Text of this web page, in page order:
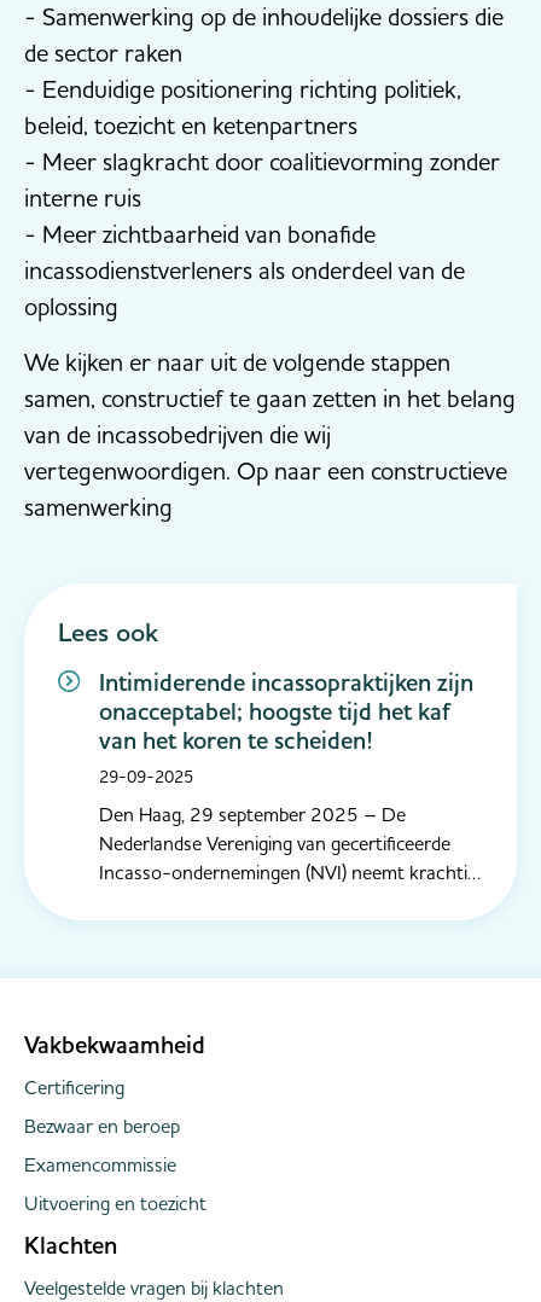
- Samenwerking op de inhoudelijke dossiers die
de sector raken
- Eenduidige positionering richting politiek,
beleid, toezicht en ketenpartners
- Meer slagkracht door coalitievorming zonder
interne ruis
- Meer zichtbaarheid van bonafide
incassodienstverleners als onderdeel van de
oplossing
We kijken er naar uit de volgende stappen
samen, constructief te gaan zetten in het belang
van de incassobedrijven die wij
vertegenwoordigen. Op naar een constructieve
samenwerking
Lees ook
Intimiderende incassopraktijken zijn
onacceptabel; hoogste tijd het kaf
van het koren te scheiden!
29-09-2025
Den Haag, 29 september 2025 – De
Nederlandse Vereniging van gecertificeerde
Incasso-ondernemingen (NVI) neemt krachtig
Vakbekwaamheid
Certificering
Bezwaar en beroep
Examencommissie
Uitvoering en toezicht
Klachten
Veelgestelde vragen bij klachten